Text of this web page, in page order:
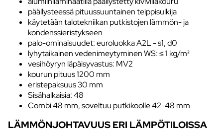
päällysteessä pituussuuntainen teippisulkija
käytetään talotekniikan putkistojen lämmön- ja
kondenssieristykseen
palo-ominaisuudet: euroluokka A2L - s1, d0
lyhytaikainen vedenimeytyminen WS: ≤ 1 kg/m²
vesihöyryn läpäisyvastus: MV2
kourun pituus 1200 mm
eristepaksuus 30 mm
Sisähalkaisia: 48
Combi 48 mm, soveltuu putkikoolle 42-48 mm
LÄMMÖNJOHTAVUUS ERI LÄMPÖTILOISSA